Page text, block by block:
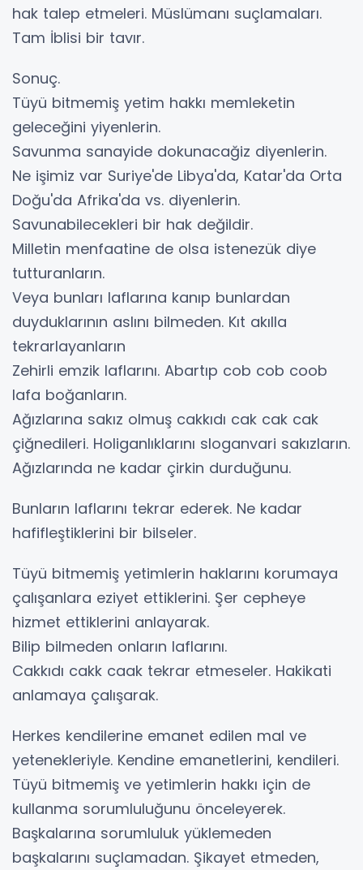
hak talep etmeleri. Müslümanı suçlamaları.
Tam İblisi bir tavır.
Sonuç.
Tüyü bitmemiş yetim hakkı memleketin
geleceğini yiyenlerin.
Savunma sanayide dokunacağiz diyenlerin.
Ne işimiz var Suriye'de Libya'da, Katar'da Orta
Doğu'da Afrika'da vs. diyenlerin.
Savunabilecekleri bir hak değildir.
Milletin menfaatine de olsa istenezük diye
tutturanların.
Veya bunları laflarına kanıp bunlardan
duyduklarının aslını bilmeden. Kıt akılla
tekrarlayanların
Zehirli emzik laflarını. Abartıp cob cob coob
lafa boğanların.
Ağızlarına sakız olmuş cakkıdı cak cak cak
çiğnedileri. Holiganlıklarını sloganvari sakızların.
Ağızlarında ne kadar çirkin durduğunu.
Bunların laflarını tekrar ederek. Ne kadar
hafifleştiklerini bir bilseler.
Tüyü bitmemiş yetimlerin haklarını korumaya
çalışanlara eziyet ettiklerini. Şer cepheye
hizmet ettiklerini anlayarak.
Bilip bilmeden onların laflarını.
Cakkıdı cakk caak tekrar etmeseler. Hakikati
anlamaya çalışarak.
Herkes kendilerine emanet edilen mal ve
yetenekleriyle. Kendine emanetlerini, kendileri.
Tüyü bitmemiş ve yetimlerin hakkı için de
kullanma sorumluluğunu önceleyerek.
Başkalarına sorumluluk yüklemeden
başkalarını suçlamadan. Şikayet etmeden,